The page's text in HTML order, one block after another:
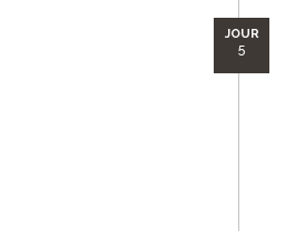
JOUR
5